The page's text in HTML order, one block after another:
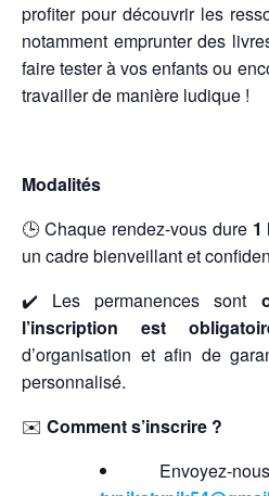
profiter pour découvrir les
notamment emprunter des
faire tester à vos enfants ou
travailler de manière ludique !
Modalités
🕒 Chaque rendez-vous dure 1
un cadre bienveillant et
✔️ Les permanences sont
l’inscription est
d’organisation et afin de
personnalisé.
✉️ Comment s’inscrire ?